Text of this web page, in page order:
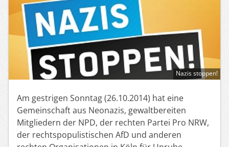
Nazis stoppen!
Am gestrigen Sonntag (26.10.2014) hat eine
Gemeinschaft aus Neonazis, gewaltbereiten
Mitgliedern der NPD, der rechten Partei Pro NRW,
der rechtspopulistischen AfD und anderen